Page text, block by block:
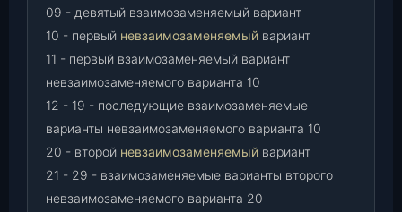
09 - девятый взаимозаменяемый вариант
10 - первый невзаимозаменяемый вариант
11 - первый взаимозаменяемый вариант
невзаимозаменяемого варианта 10
12 - 19 - последующие взаимозаменяемые
варианты невзаимозаменяемого варианта 10
20 - второй невзаимозаменяемый вариант
21 - 29 - взаимозаменяемые варианты второго
невзаимозаменяемого варианта 20